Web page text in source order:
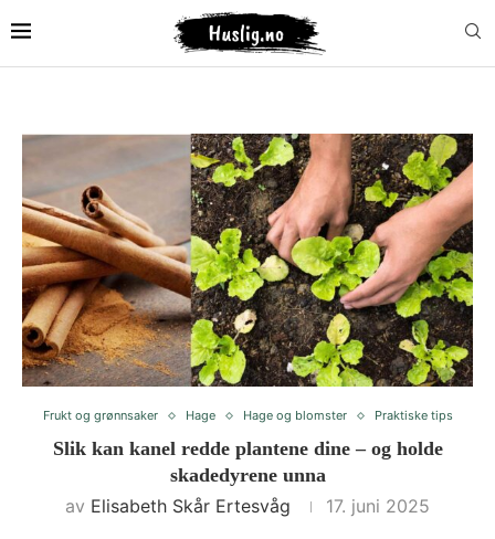
Frukt og grønnsaker Hage Hage og blomster Praktiske tips
Slik kan kanel redde plantene dine – og holde
skadedyrene unna
av Elisabeth Skår Ertesvåg 17. juni 2025